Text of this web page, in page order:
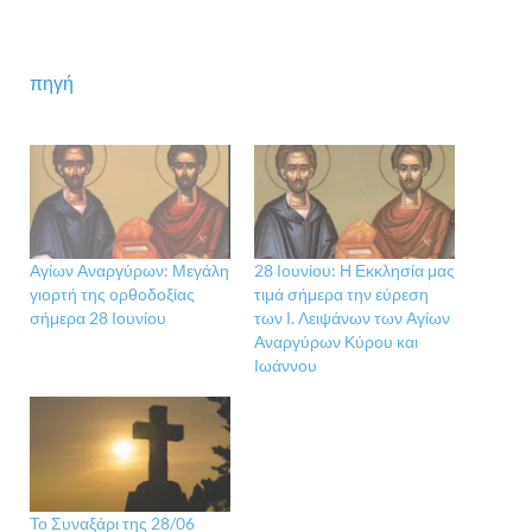
πηγή
Αγίων Αναργύρων: Μεγάλη
γιορτή της ορθοδοξίας
σήμερα 28 Ιουνίου
28 Ιουνίου: Η Εκκλησία μας
τιμά σήμερα την εύρεση
των Ι. Λειψάνων των Αγίων
Αναργύρων Κύρου και
Ιωάννου
Το Συναξάρι της 28/06